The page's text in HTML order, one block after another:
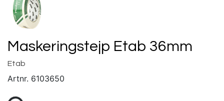
Maskeringstejp Etab 36mm
Etab
Artnr. 6103650